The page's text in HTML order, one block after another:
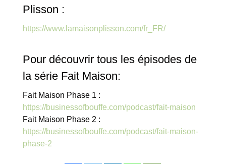
Plisson :
https://www.lamaisonplisson.com/fr_FR/
Pour découvrir tous les épisodes de
la série Fait Maison:
Fait Maison Phase 1 :
https://businessofbouffe.com/podcast/fait-maison
Fait Maison Phase 2 :
https://businessofbouffe.com/podcast/fait-maison-
phase-2